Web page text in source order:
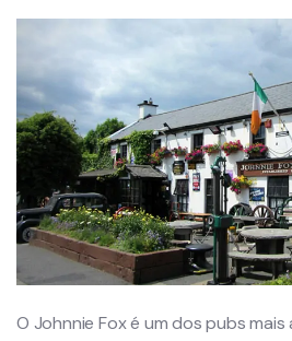
O Johnnie Fox é um dos pubs